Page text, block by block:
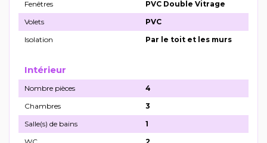
Fenêtres
PVC Double Vitrage
Volets
PVC
Isolation
Par le toit et les murs
Intérieur
Nombre pièces
4
Chambres
3
Salle(s) de bains
1